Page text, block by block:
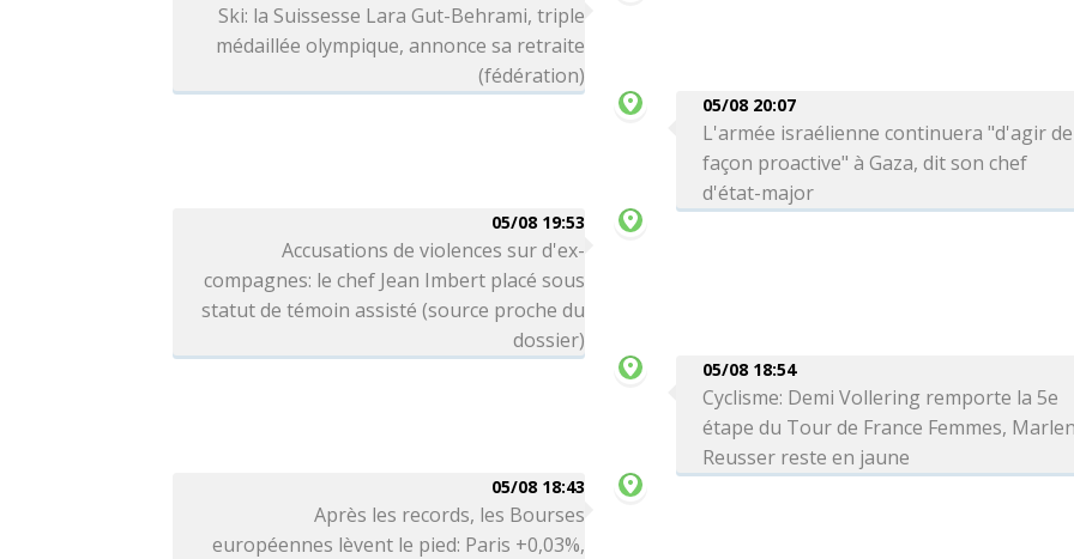
Ski: la Suissesse Lara Gut-Behrami, triple
médaillée olympique, annonce sa retraite
(fédération)
05/08 20:07
L'armée israélienne continuera "d'agir de
façon proactive" à Gaza, dit son chef
d'état-major
05/08 19:53
Accusations de violences sur d'ex-
compagnes: le chef Jean Imbert placé sous
statut de témoin assisté (source proche du
dossier)
05/08 18:54
Cyclisme: Demi Vollering remporte la 5e
étape du Tour de France Femmes,
Reusser reste en jaune
05/08 18:43
Après les records, les Bourses
européennes lèvent le pied: Paris +0,03%,